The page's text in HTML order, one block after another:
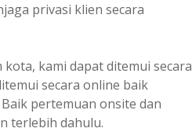
privasi klien secara
kami dapat ditemui secara
secara online baik
pertemuan onsite dan
terlebih dahulu.